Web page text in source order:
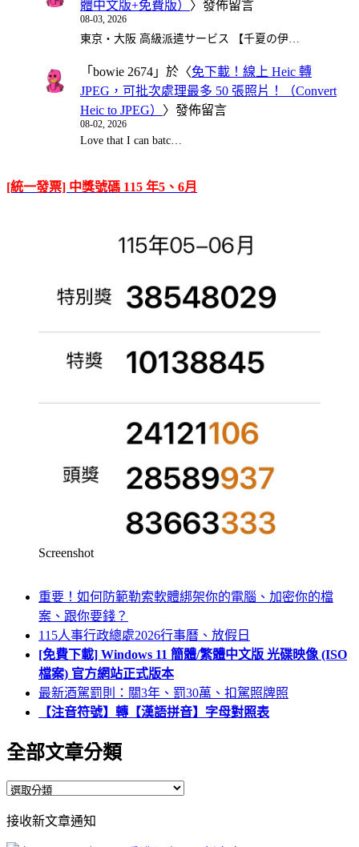
體中文版+免費版） 〉發佈留言
08-03, 2026
東京・大阪 高級派遣サービス 【千夏の伊…
「 bowie 2674 」於〈免下載！線上 Heic 轉
JPEG，可批次處理最多 50 張照片！（Convert
Heic to JPEG） 〉發佈留言
08-02, 2026
Love that I can batc…
[統一發票] 中獎號碼 115 年5、6月
Screenshot
重要！如何防範勒索軟體綁架你的電腦、加密你的檔
案、跟你要錢？
115人事行政總處2026行事曆、放假日
[免費下載] Windows 11 簡體/繁體中文版 光碟映像 (ISO
檔案) 官方網站正式版本
最新酒駕罰則：關3年、罰30萬、扣駕照牌照
【注音符號】轉【漢語拼音】字母對照表
全部文章分類
全
文
接收新文章通知